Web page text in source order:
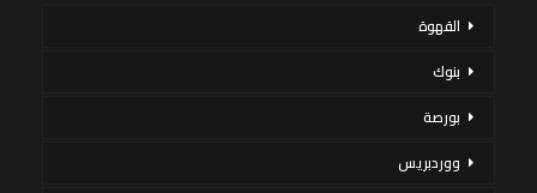
القهوة
بنوك
بورصة
ووردبريس